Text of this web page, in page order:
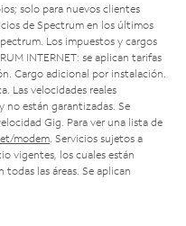
solo para nuevos clientes
de Spectrum en los últimos
Los impuestos y cargos
INTERNET: se aplican tarifas
Cargo adicional por instalación.
Las velocidades reales
no están garantizadas. Se
Gig. Para ver una lista de
modem . Servicios sujetos a
vigentes, los cuales están
las áreas. Se aplican